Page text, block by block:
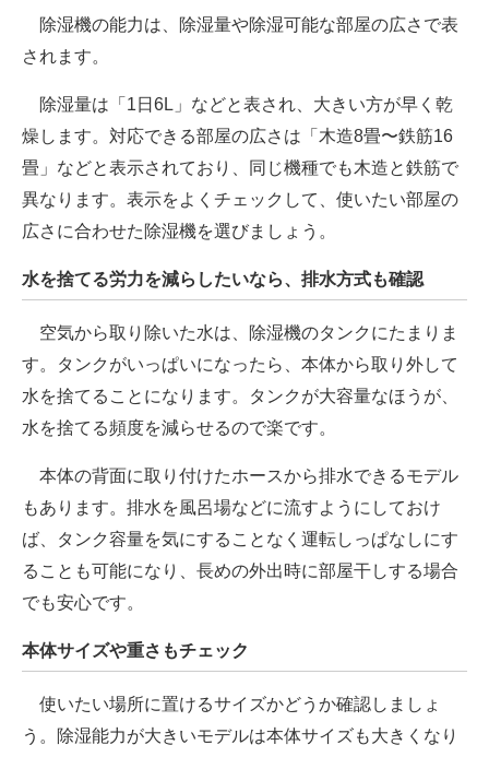
除湿機の能力は、除湿量や除湿可能な部屋の広さで表
されます。
除湿量は「1日6L」などと表され、大きい方が早く乾
燥します。対応できる部屋の広さは「木造8畳〜鉄筋16
畳」などと表示されており、同じ機種でも木造と鉄筋で
異なります。表示をよくチェックして、使いたい部屋の
広さに合わせた除湿機を選びましょう。
水を捨てる労力を減らしたいなら、排水方式も確認
空気から取り除いた水は、除湿機のタンクにたまりま
す。タンクがいっぱいになったら、本体から取り外して
水を捨てることになります。タンクが大容量なほうが、
水を捨てる頻度を減らせるので楽です。
本体の背面に取り付けたホースから排水できるモデル
もあります。排水を風呂場などに流すようにしておけ
ば、タンク容量を気にすることなく運転しっぱなしにす
ることも可能になり、長めの外出時に部屋干しする場合
でも安心です。
本体サイズや重さもチェック
使いたい場所に置けるサイズかどうか確認しましょ
う。除湿能力が大きいモデルは本体サイズも大きくなり